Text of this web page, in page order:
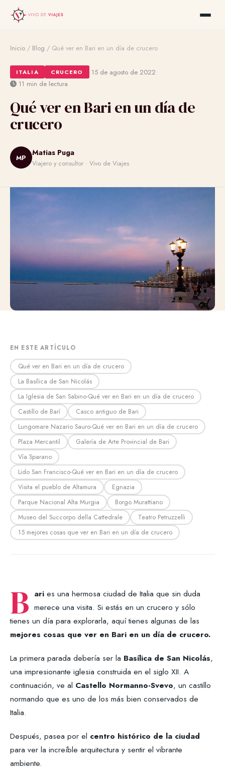
Inicio / Blog / Qué ver en Bari en un día de crucero
ITALIA CRUCERO 15 de agosto de 2022
11 min de lectura
Qué ver en Bari en un día de
crucero
MP
Matias Puga
Viajero y consultor · Vivo de Viajes
EN ESTE ARTÍCULO
Qué ver en Bari en un día de crucero
La Basílica de San Nicolás
La Iglesia de San Sabino-Qué ver en Bari en un día de crucero
Castillo de Barí
Casco antiguo de Bari
Lungomare Nazario Sauro-Qué ver en Bari en un día de crucero
Plaza Mercantil
Galería de Arte Provincial de Bari
Vía Sparano
Lido San Francisco-Qué ver en Bari en un día de crucero
Visita el pueblo de Altamura
Egnazia
Parque Nacional Alta Murgia
Borgo Murattiano
Museo del Succorpo della Cattedrale
Teatro Petruzzelli
15 mejores cosas que ver en Bari en un día de crucero
B ari es una hermosa ciudad de Italia que sin duda
merece una visita. Si estás en un crucero y sólo
tienes un día para explorarla, aquí tienes algunas de las
mejores cosas que ver en Bari en un día de crucero.
La primera parada debería ser la Basílica de San Nicolás,
una impresionante iglesia construida en el siglo XII. A
continuación, ve al Castello Normanno-Svevo, un castillo
normando que es uno de los más bien conservados de
Italia.
Después, pasea por el centro histórico de la ciudad
para ver la increíble arquitectura y sentir el vibrante
ambiente.